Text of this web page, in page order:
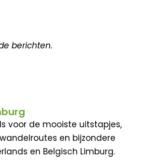
berichten.
voor de mooiste uitstapjes,
en bijzondere
en Belgisch Limburg.